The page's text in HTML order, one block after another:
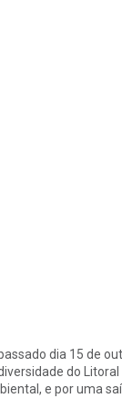
dia 15 de
do
e por uma